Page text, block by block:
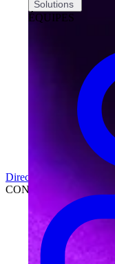
Solutions
ÉQUIPES
Direction
CONCESSIONNAIRES